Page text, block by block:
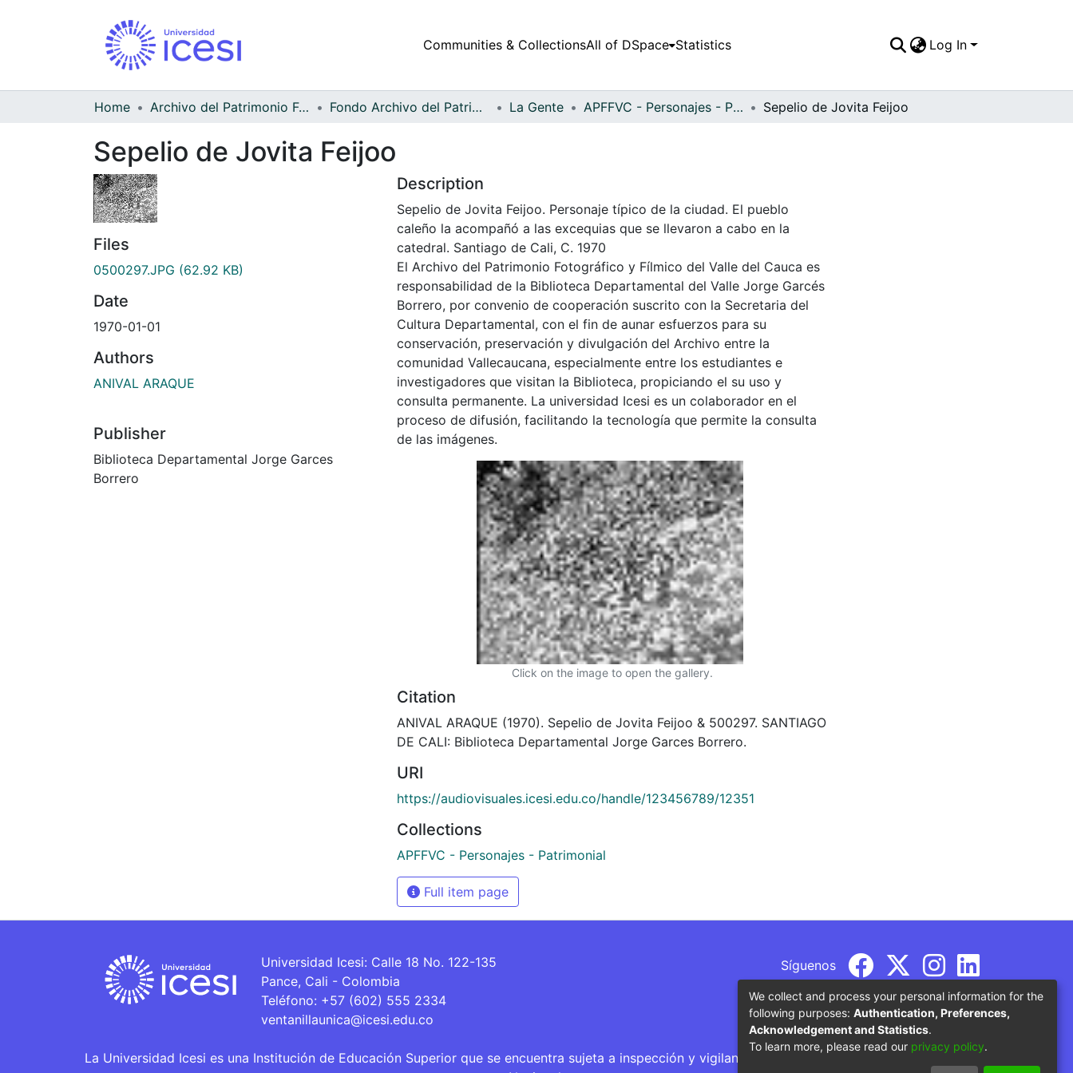
Communities & CollectionsAll of DSpace Statistics Log In
Home Archivo del Patrimonio Fotográfico y Fílmico del Valle del Cauca Fondo Archivo del Patrimonio Fotográfico y Fílmico del Valle del Cauca La Gente APFFVC - Personajes - Patrimonial Sepelio de Jovita Feijoo
Sepelio de Jovita Feijoo
Files
0500297.JPG (62.92 KB)
Date
1970-01-01
Authors
ANIVAL ARAQUE
Publisher
Biblioteca Departamental Jorge Garces
Borrero
Description
Sepelio de Jovita Feijoo. Personaje típico de la ciudad. El pueblo
caleño la acompañó a las excequias que se llevaron a cabo en la
catedral. Santiago de Cali, C. 1970
El Archivo del Patrimonio Fotográfico y Fílmico del Valle del Cauca es
responsabilidad de la Biblioteca Departamental del Valle Jorge Garcés
Borrero, por convenio de cooperación suscrito con la Secretaria del
Cultura Departamental, con el fin de aunar esfuerzos para su
conservación, preservación y divulgación del Archivo entre la
comunidad Vallecaucana, especialmente entre los estudiantes e
investigadores que visitan la Biblioteca, propiciando el su uso y
consulta permanente. La universidad Icesi es un colaborador en el
proceso de difusión, facilitando la tecnología que permite la consulta
de las imágenes.
Click on the image to open the gallery.
Citation
ANIVAL ARAQUE (1970). Sepelio de Jovita Feijoo & 500297. SANTIAGO
DE CALI: Biblioteca Departamental Jorge Garces Borrero.
URI
https://audiovisuales.icesi.edu.co/handle/123456789/12351
Collections
APFFVC - Personajes - Patrimonial
Full item page
Universidad Icesi: Calle 18 No. 122-135
Pance, Cali - Colombia
Teléfono: +57 (602) 555 2334
ventanillaunica@icesi.edu.co
Síguenos
La Universidad Icesi es una Institución de Educación Superior que se encuentra sujeta a inspección y vigilancia por parte del Ministerio de Educación
We collect and process your personal information for the
following purposes: Authentication, Preferences,
Acknowledgement and Statistics.
To learn more, please read our privacy policy.